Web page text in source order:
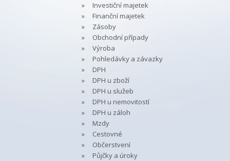
Investiční majetek
Finanční majetek
Zásoby
Obchodní případy
Výroba
Pohledávky a závazky
DPH
DPH u zboží
DPH u služeb
DPH u nemovitostí
DPH u záloh
Mzdy
Cestovné
Občerstvení
Půjčky a úroky